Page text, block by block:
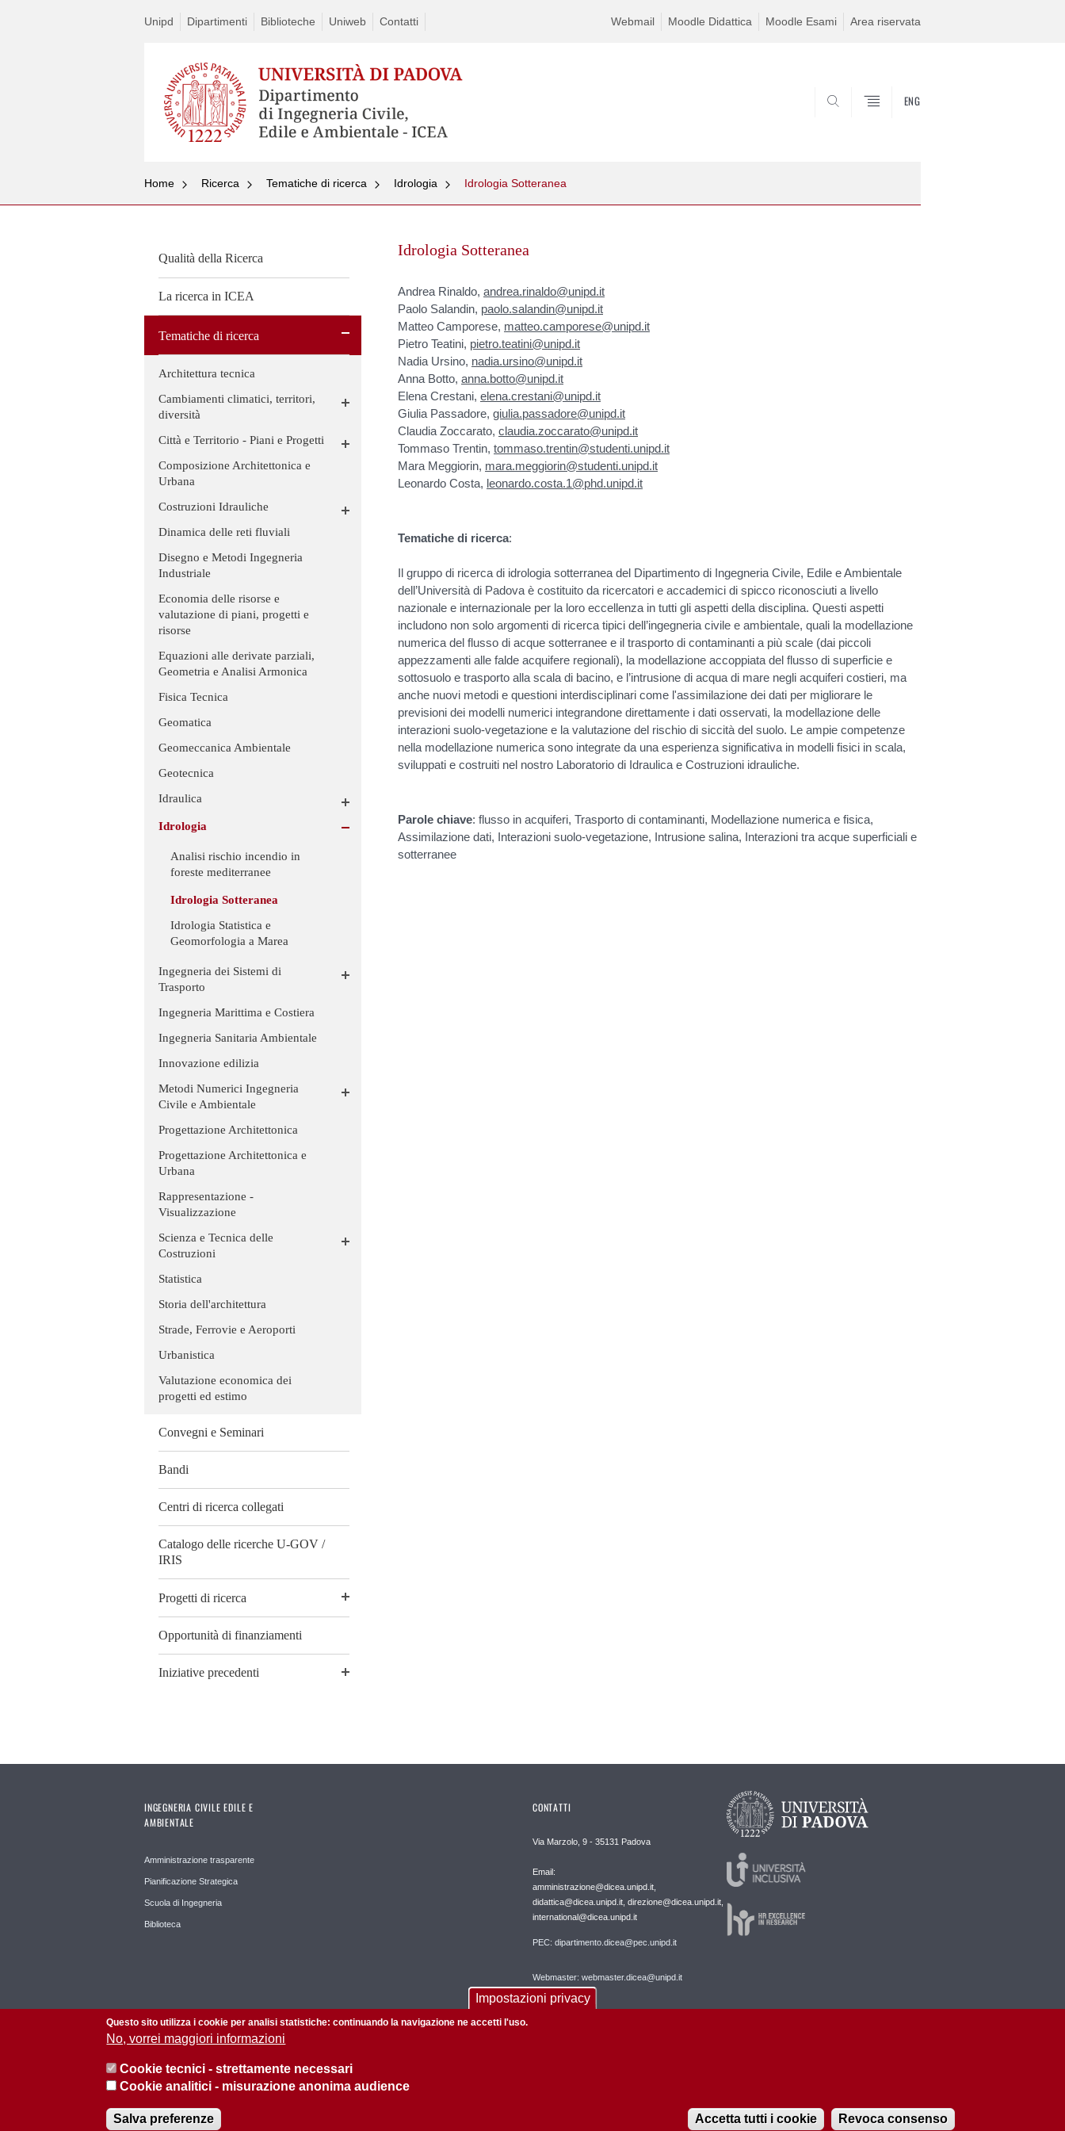
Unipd Dipartimenti Biblioteche Uniweb Contatti Webmail Moodle Didattica Moodle Esami Area riservata
ENG
Home Ricerca Tematiche di ricerca Idrologia Idrologia Sotteranea
Qualità della Ricerca
La ricerca in ICEA
Tematiche di ricerca
Architettura tecnica
Cambiamenti climatici, territori,
diversità
Città e Territorio - Piani e Progetti
Composizione Architettonica e
Urbana
Costruzioni Idrauliche
Dinamica delle reti fluviali
Disegno e Metodi Ingegneria
Industriale
Economia delle risorse e
valutazione di piani, progetti e
risorse
Equazioni alle derivate parziali,
Geometria e Analisi Armonica
Fisica Tecnica
Geomatica
Geomeccanica Ambientale
Geotecnica
Idraulica
Idrologia
Analisi rischio incendio in
foreste mediterranee
Idrologia Sotteranea
Idrologia Statistica e
Geomorfologia a Marea
Ingegneria dei Sistemi di
Trasporto
Ingegneria Marittima e Costiera
Ingegneria Sanitaria Ambientale
Innovazione edilizia
Metodi Numerici Ingegneria
Civile e Ambientale
Progettazione Architettonica
Progettazione Architettonica e
Urbana
Rappresentazione -
Visualizzazione
Scienza e Tecnica delle
Costruzioni
Statistica
Storia dell'architettura
Strade, Ferrovie e Aeroporti
Urbanistica
Valutazione economica dei
progetti ed estimo
Convegni e Seminari
Bandi
Centri di ricerca collegati
Catalogo delle ricerche U-GOV /
IRIS
Progetti di ricerca
Opportunità di finanziamenti
Iniziative precedenti
Idrologia Sotteranea
Andrea Rinaldo, andrea.rinaldo@unipd.it
Paolo Salandin, paolo.salandin@unipd.it
Matteo Camporese, matteo.camporese@unipd.it
Pietro Teatini, pietro.teatini@unipd.it
Nadia Ursino, nadia.ursino@unipd.it
Anna Botto, anna.botto@unipd.it
Elena Crestani, elena.crestani@unipd.it
Giulia Passadore, giulia.passadore@unipd.it
Claudia Zoccarato, claudia.zoccarato@unipd.it
Tommaso Trentin, tommaso.trentin@studenti.unipd.it
Mara Meggiorin, mara.meggiorin@studenti.unipd.it
Leonardo Costa, leonardo.costa.1@phd.unipd.it
Tematiche di ricerca:
Il gruppo di ricerca di idrologia sotterranea del Dipartimento di Ingegneria Civile, Edile e Ambientale
dell’Università di Padova è costituito da ricercatori e accademici di spicco riconosciuti a livello
nazionale e internazionale per la loro eccellenza in tutti gli aspetti della disciplina. Questi aspetti
includono non solo argomenti di ricerca tipici dell’ingegneria civile e ambientale, quali la modellazione
numerica del flusso di acque sotterranee e il trasporto di contaminanti a più scale (dai piccoli
appezzamenti alle falde acquifere regionali), la modellazione accoppiata del flusso di superficie e
sottosuolo e trasporto alla scala di bacino, e l’intrusione di acqua di mare negli acquiferi costieri, ma
anche nuovi metodi e questioni interdisciplinari come l'assimilazione dei dati per migliorare le
previsioni dei modelli numerici integrandone direttamente i dati osservati, la modellazione delle
interazioni suolo-vegetazione e la valutazione del rischio di siccità del suolo. Le ampie competenze
nella modellazione numerica sono integrate da una esperienza significativa in modelli fisici in scala,
sviluppati e costruiti nel nostro Laboratorio di Idraulica e Costruzioni idrauliche.
Parole chiave: flusso in acquiferi, Trasporto di contaminanti, Modellazione numerica e fisica,
Assimilazione dati, Interazioni suolo-vegetazione, Intrusione salina, Interazioni tra acque superficiali e
sotterranee
INGEGNERIA CIVILE EDILE E
AMBIENTALE
Amministrazione trasparente
Pianificazione Strategica
Scuola di Ingegneria
Biblioteca
CONTATTI
Via Marzolo, 9 - 35131 Padova
Email:
amministrazione@dicea.unipd.it,
didattica@dicea.unipd.it, direzione@dicea.unipd.it,
international@dicea.unipd.it
PEC: dipartimento.dicea@pec.unipd.it
Webmaster: webmaster.dicea@unipd.it
P.I. 00742430283 C.F. 80006480281
Impostazioni privacy
Questo sito utilizza i cookie per analisi statistiche: continuando la navigazione ne accetti l'uso.
No, vorrei maggiori informazioni
Cookie tecnici - strettamente necessari
Cookie analitici - misurazione anonima audience
Salva preferenze Accetta tutti i cookie Revoca consenso